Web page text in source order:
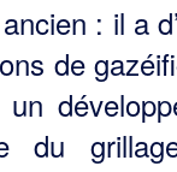
: il a
de
du